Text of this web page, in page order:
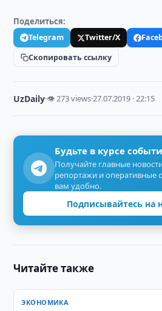
Поделиться:
Telegram Twitter/X
Скопировать ссылку
UzDaily·👁 273 views·27.07.2019 · 22:15
Будьте в курсе
Получайте главные
репортажи и оперативные
вам удобно.
Подписывайтесь на
Читайте также
ЭКОНОМИКА